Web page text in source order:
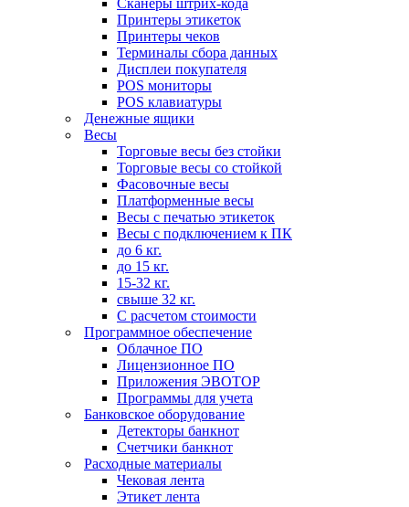
Сканеры штрих-кода
Принтеры этикеток
Принтеры чеков
Терминалы сбора данных
Дисплеи покупателя
POS мониторы
POS клавиатуры
Денежные ящики
Весы
Торговые весы без стойки
Торговые весы со стойкой
Фасовочные весы
Платформенные весы
Весы с печатью этикеток
Весы с подключением к ПК
до 6 кг.
до 15 кг.
15-32 кг.
свыше 32 кг.
С расчетом стоимости
Программное обеспечение
Облачное ПО
Лицензионное ПО
Приложения ЭВОТОР
Программы для учета
Банковское оборудование
Детекторы банкнот
Счетчики банкнот
Расходные материалы
Чековая лента
Этикет лента